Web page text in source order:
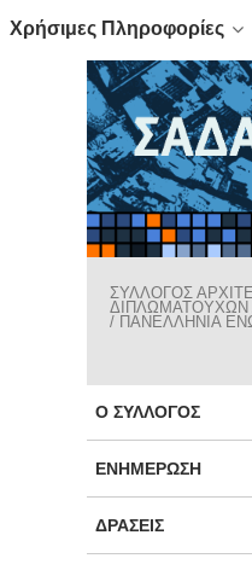
Χρήσιμες Πληροφορίες
ΣΥΛΛΟΓΟΣ
/ ΠΑΝΕΛΛΗΝΙΑ
Ο ΣΎΛΛΟΓΟΣ
ΕΝΗΜΈΡΩΣΗ
ΔΡΆΣΕΙΣ